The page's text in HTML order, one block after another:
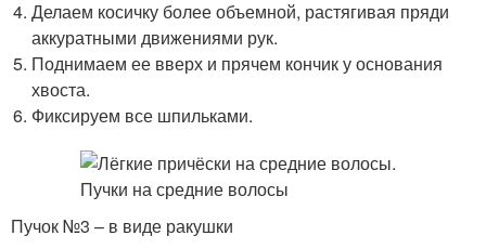
Делаем косичку более объемной, растягивая пряди
аккуратными движениями рук.
Поднимаем ее вверх и прячем кончик у основания
хвоста.
Фиксируем все шпильками.
Пучок №3 – в виде ракушки